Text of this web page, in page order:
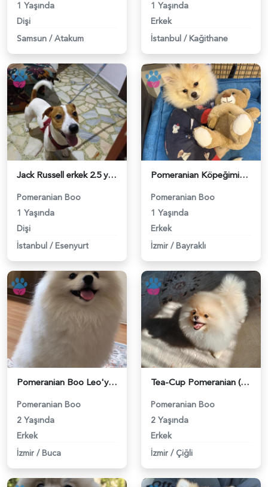
1 Yaşında
Dişi
Samsun / Atakum
1 Yaşında
Erkek
İstanbul / Kağithane
Jack Russell erkek 2.5 yaşında dişi arıyoruz - 118984320
Pomeranian Boo
1 Yaşında
Dişi
İstanbul / Esenyurt
Pomeranian Köpeğimiz için Eş arıyoruz - 118984274
Pomeranian Boo
1 Yaşında
Erkek
İzmir / Bayraklı
Pomeranian Boo Leo'ya Eş Arıyorum - 118984191
Pomeranian Boo
2 Yaşında
Erkek
İzmir / Buca
Tea-Cup Pomeranian (Boo) Erkek Köpeğim İçin Uygun Dişi Eş Aranıyor! - 118984139
Pomeranian Boo
2 Yaşında
Erkek
İzmir / Çiğli